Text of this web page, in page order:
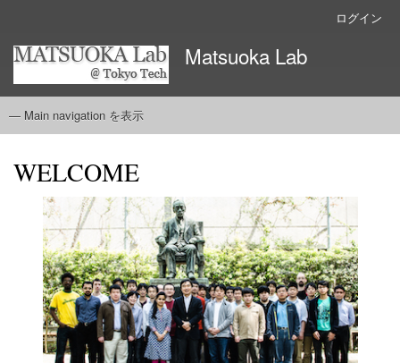
ン
コ
account
menu
ログイン
Matsuoka Lab
Main
— Main navigation を表示
WELCOME